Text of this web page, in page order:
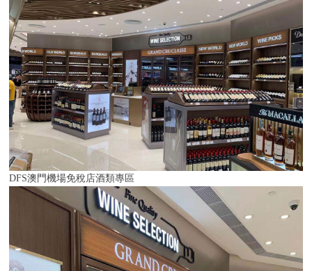
DFS澳門機場免稅店酒類專區